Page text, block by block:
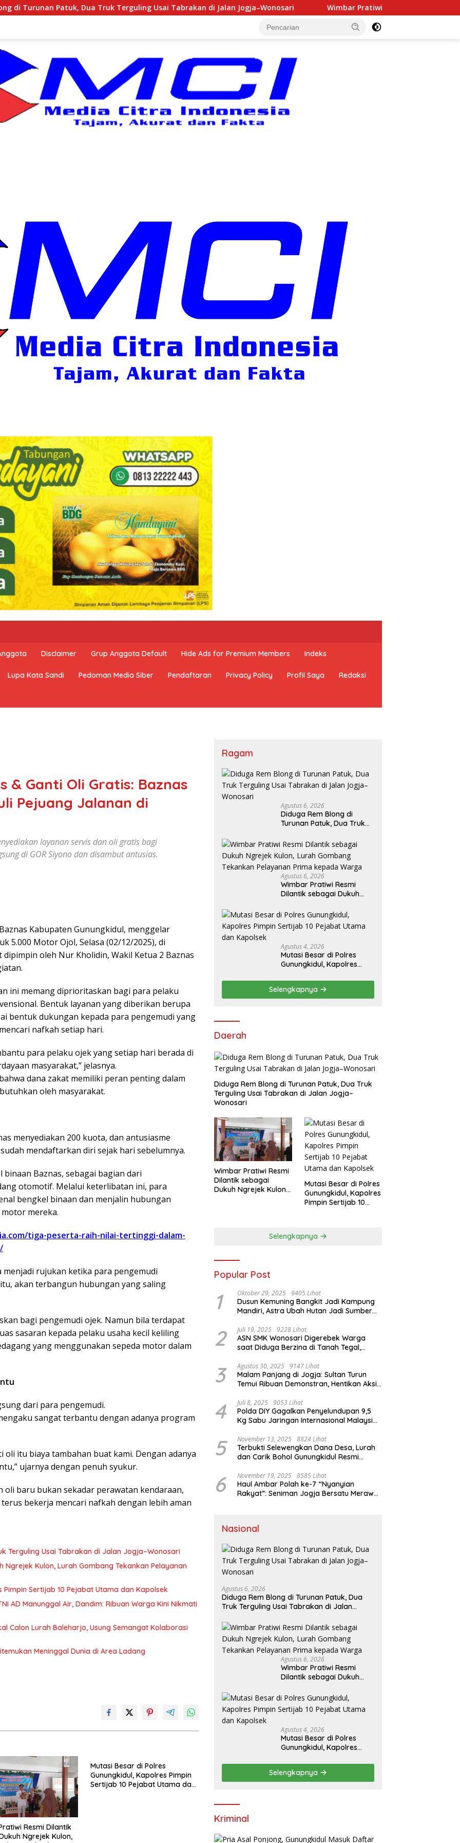
Truk Terguling Usai Tabrakan di Jalan Jogja–Wonosari Wimbar Pratiwi Resmi Dilantik sebagai Dukuh Ngrejek
Disclaimer Grup Anggota Default Hide Ads for Premium Members Indeks
Lupa Kata Sandi Pedoman Media Siber Pendaftaran Privacy Policy Profil Saya Redaksi
& Ganti Oli Gratis: Baznas
Pejuang Jalanan di
layanan servis dan oli gratis bagi
di GOR Siyono dan disambut antusias.
Kabupaten Gunungkidul, menggelar
5.000 Motor Ojol, Selasa (02/12/2025), di
oleh Nur Kholidin, Wakil Ketua 2 Baznas
ini memang diprioritaskan bagi para pelaku
Bentuk layanan yang diberikan berupa
bentuk dukungan kepada para pengemudi yang
nafkah setiap hari.
para pelaku ojek yang setiap hari berada di
masyarakat,” jelasnya.
dana zakat memiliki peran penting dalam
oleh masyarakat.
menyediakan 200 kuota, dan antusiasme
mendaftarkan diri sejak hari sebelumnya.
Baznas, sebagai bagian dari
otomotif. Melalui keterlibatan ini, para
bengkel binaan dan menjalin hubungan
mereka.
tiga-peserta-raih-nilai-tertinggi-dalam-
rujukan ketika para pengemudi
akan terbangun hubungan yang saling
bagi pengemudi ojek. Namun bila terdapat
sasaran kepada pelaku usaha kecil keliling
yang menggunakan sepeda motor dalam
dari para pengemudi.
sangat terbantu dengan adanya program
oli itu biaya tambahan buat kami. Dengan adanya
ujarnya dengan penuh syukur.
oli baru bukan sekadar perawatan kendaraan,
bekerja mencari nafkah dengan lebih aman
Terguling Usai Tabrakan di Jalan Jogja–Wonosari
Ngrejek Kulon, Lurah Gombang Tekankan Pelayanan
Sertijab 10 Pejabat Utama dan Kapolsek
AD Manunggal Air, Dandim: Ribuan Warga Kini Nikmati
Calon Lurah Baleharjo, Usung Semangat Kolaborasi
Meninggal Dunia di Area Ladang
Resmi Dilantik
Ngrejek Kulon,
Mutasi Besar di Polres
Gunungkidul, Kapolres Pimpin
Sertijab 10 Pejabat Utama dan
Ragam
Agustus 6, 2026
Diduga Rem Blong di
Turunan Patuk, Dua Truk
Jalan Jogja–Wonosari
Agustus 6, 2026
Wimbar Pratiwi Resmi
Dilantik sebagai Dukuh
Gombang Tekankan
Pelayanan Prima kepada
Warga
Agustus 4, 2026
Mutasi Besar di Polres
Gunungkidul, Kapolres
Utama dan Kapolsek
Selengkapnya
Daerah
Diduga Rem Blong di Turunan Patuk, Dua Truk
Terguling Usai Tabrakan di Jalan Jogja–
Wonosari
Wimbar Pratiwi Resmi
Dilantik sebagai
Dukuh Ngrejek Kulon,
Mutasi Besar di Polres
Gunungkidul, Kapolres
Pimpin Sertijab 10
Selengkapnya
Popular Post
1 Oktober 29, 2025 9405 Lihat
Dusun Kemuning Bangkit Jadi Kampung
Mandiri, Astra Ubah Hutan Jadi Sumber
2 Juli 19, 2025 9228 Lihat
ASN SMK Wonosari Digerebek Warga
saat Diduga Berzina di Tanah Tegal,
3 Agustus 30, 2025 9147 Lihat
Malam Panjang di Jogja: Sultan Turun
Temui Ribuan Demonstran, Hentikan Aksi
4 Juli 8, 2025 9053 Lihat
Polda DIY Gagalkan Penyelundupan 9,5
Kg Sabu Jaringan Internasional Malaysia-
5 November 13, 2025 8824 Lihat
Terbukti Selewengkan Dana Desa, Lurah
dan Carik Bohol Gunungkidul Resmi
6 November 19, 2025 8585 Lihat
Haul Ambar Polah ke-7 “Nyanyian
Rakyat”: Seniman Jogja Bersatu Merawat
Nasional
Agustus 6, 2026
Diduga Rem Blong di Turunan Patuk, Dua
Truk Terguling Usai Tabrakan di Jalan
Agustus 6, 2026
Wimbar Pratiwi Resmi
Dilantik sebagai Dukuh
Gombang Tekankan
Pelayanan Prima kepada
Warga
Agustus 4, 2026
Mutasi Besar di Polres
Gunungkidul, Kapolres
Utama dan Kapolsek
Selengkapnya
Kriminal